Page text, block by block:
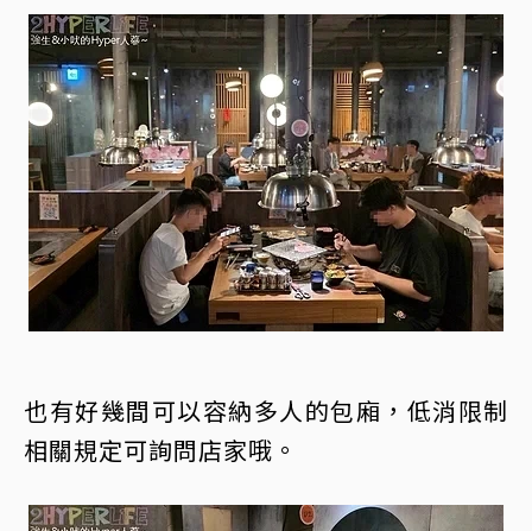
也有好幾間可以容納多人的包廂，低消限制
相關規定可詢問店家哦。